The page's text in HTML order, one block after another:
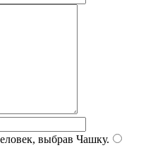
выбрав Чашку.